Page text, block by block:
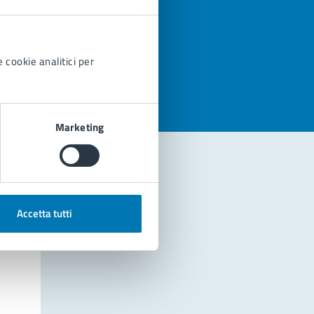
cookie analitici per
Marketing
Accetta tutti